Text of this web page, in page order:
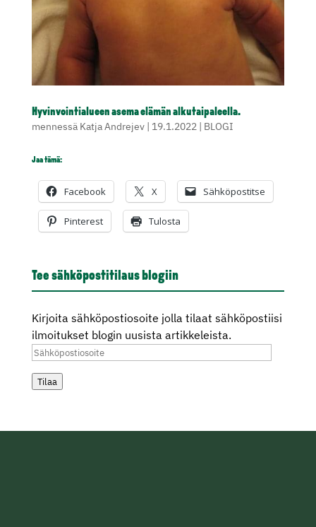
Hyvinvointialueen asema elämän alkutaipaleella.
mennessä Katja Andrejev| 19.1.2022 | BLOGI
Jaa tämä:
Facebook X Sähköpostitse
Pinterest Tulosta
Tee sähköpostitilaus blogiin
Kirjoita sähköpostiosoite jolla tilaat sähköpostiisi
ilmoitukset blogin uusista artikkeleista.
Sähköpostiosoite
Tilaa